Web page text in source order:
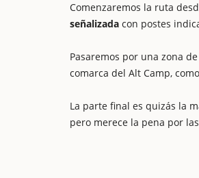
Comenzaremos la ruta
señalizada con postes
Pasaremos por una zona
comarca del Alt Camp,
La parte final es quizás la
pero merece la pena por las